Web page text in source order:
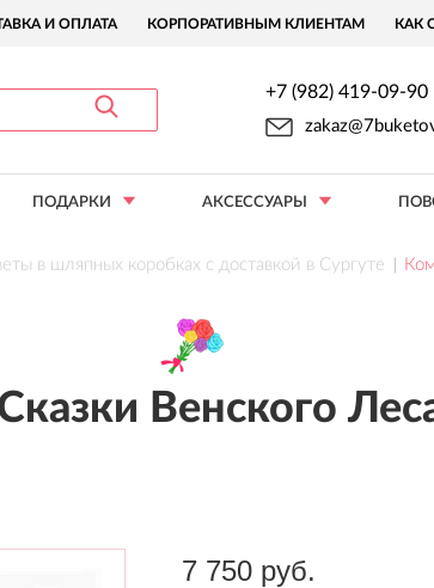
И ОПЛАТА КОРПОРАТИВНЫМ КЛИЕНТАМ КАК
+7 (982) 419-09-90
ПОДАРКИ АКСЕССУАРЫ
в шляпных коробках с доставкой в Сургуте
Венского
7 750 руб.